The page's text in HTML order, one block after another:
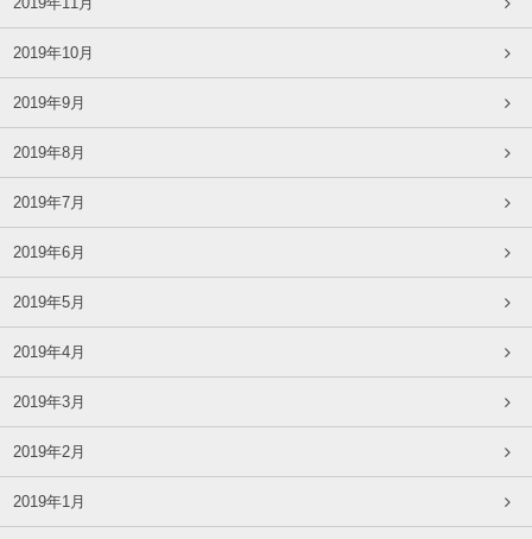
2019年10月
2019年9月
2019年8月
2019年7月
2019年6月
2019年5月
2019年4月
2019年3月
2019年2月
2019年1月